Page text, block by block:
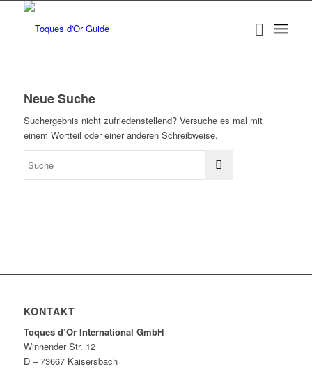
Neue Suche
Suchergebnis nicht zufriedenstellend? Versuche es mal mit
einem Wortteil oder einer anderen Schreibweise.
KONTAKT
Toques d’Or International GmbH
Winnender Str. 12
D – 73667 Kaisersbach